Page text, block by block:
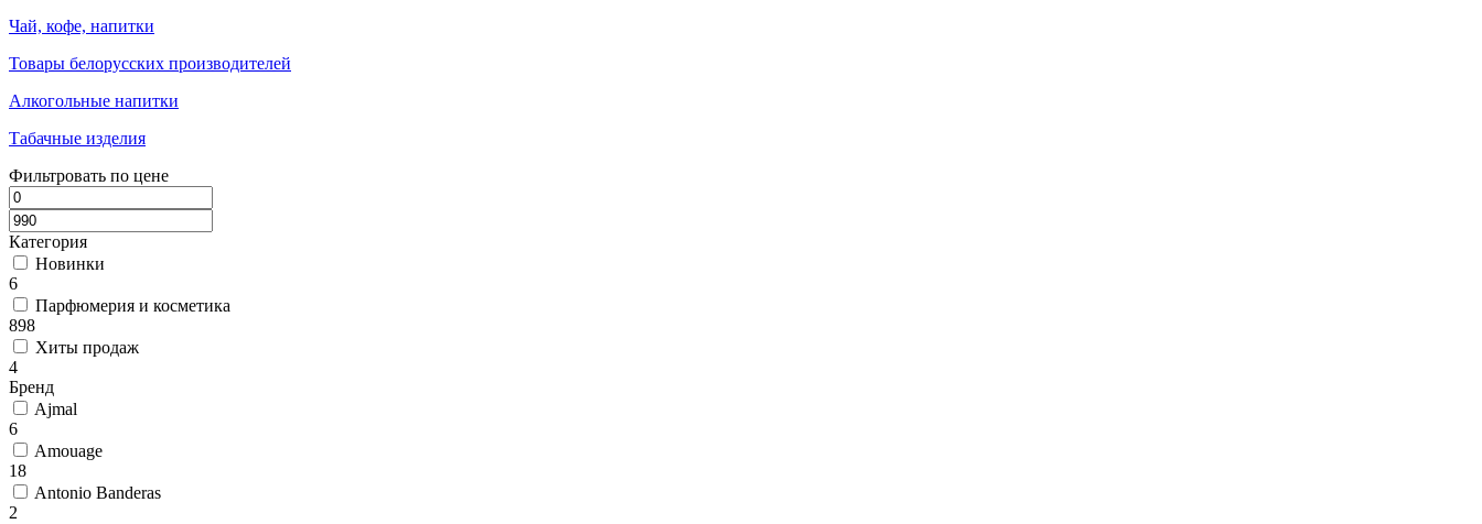
Чай, кофе, напитки
Товары белорусских производителей
Алкогольные напитки
Табачные изделия
Фильтровать по цене
Категория
Новинки
6
Парфюмерия и косметика
898
Хиты продаж
4
Бренд
Ajmal
6
Amouage
18
Antonio Banderas
2